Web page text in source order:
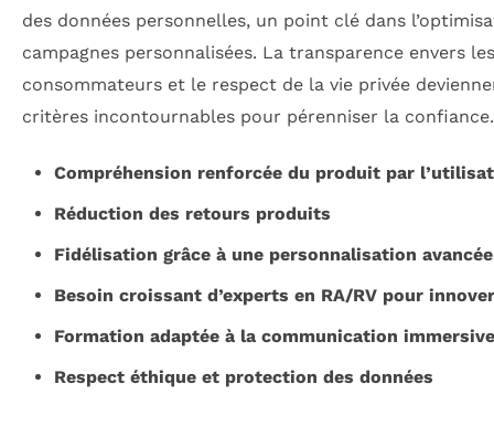
des données personnelles, un point clé dans
campagnes personnalisées. La transparence envers les
consommateurs et le respect de la vie privée
critères incontournables pour pérenniser la confiance.
Compréhension renforcée du produit par
Réduction des retours produits
Fidélisation grâce à une personnalisation avancée
Besoin croissant d’experts en RA/RV pour innover
Formation adaptée à la communication immersive
Respect éthique et protection des données